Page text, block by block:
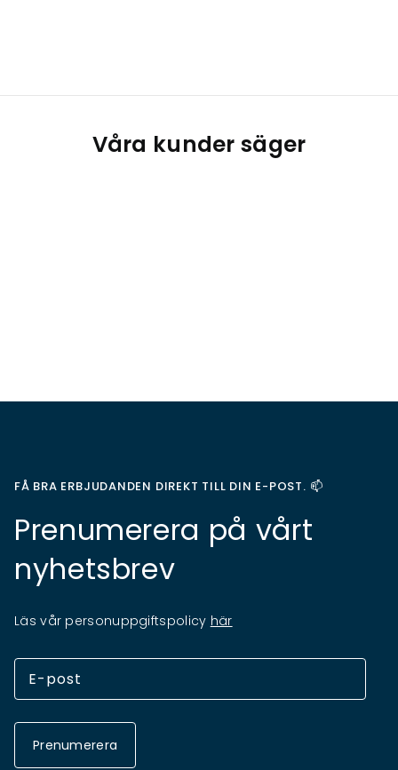
Våra kunder säger
FÅ BRA ERBJUDANDEN DIREKT TILL DIN E-POST. 📫
Prenumerera på vårt
nyhetsbrev
Läs vår personuppgiftspolicy här
Prenumerera